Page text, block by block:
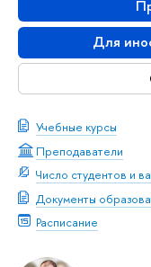
Для
Учебные курсы
Преподаватели
Число студентов и
Документы
Расписание